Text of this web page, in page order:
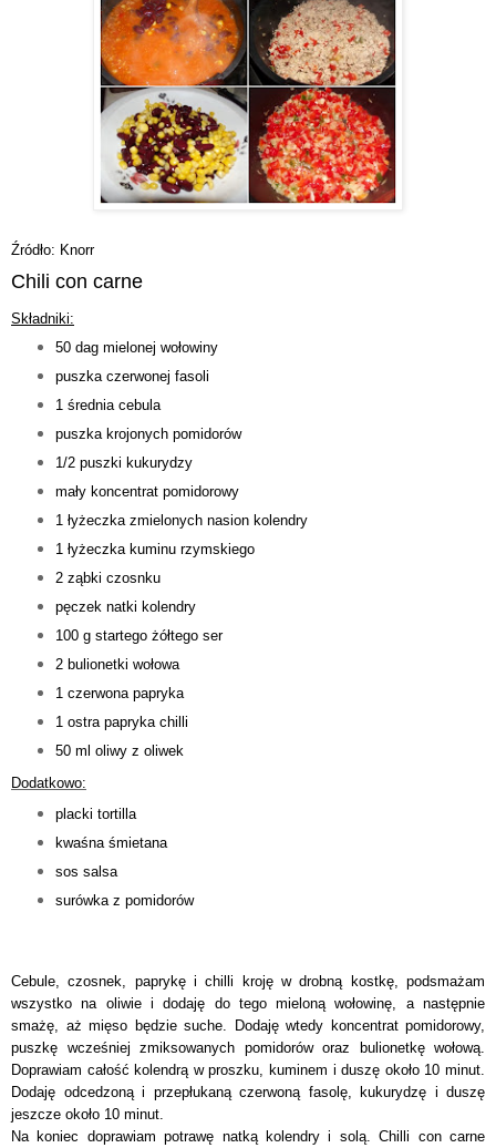
Źródło: Knorr
Chili con carne
Składniki:
50 dag mielonej wołowiny
puszka czerwonej fasoli
1 średnia cebula
puszka krojonych pomidorów
1/2 puszki kukurydzy
mały koncentrat pomidorowy
1 łyżeczka zmielonych nasion kolendry
1 łyżeczka kuminurzymskiego
2 ząbki czosnku
pęczek natki kolendry
100 g startego żółtego ser
2 bulionetki wołowa
1 czerwona papryka
1 ostra papryka chilli
50 ml oliwy z oliwek
Dodatkowo:
placki tortilla
kwaśna śmietana
sos salsa
surówka z pomidorów
Cebule, czosnek, paprykę i chilli kroję w drobną kostkę, podsmażam
wszystko na oliwie i dodaję do tego mieloną wołowinę, a następnie
smażę, aż mięso będzie suche. Dodaję wtedy koncentrat pomidorowy,
puszkę wcześniej zmiksowanych pomidorów oraz bulionetkę wołową.
Doprawiam całość kolendrą w proszku, kuminem i duszę około 10 minut.
Dodaję odcedzoną i przepłukaną czerwoną fasolę, kukurydzę i duszę
jeszcze około 10 minut.
Na koniec doprawiam potrawę natką kolendry i solą. Chilli con carne